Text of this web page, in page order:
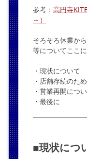
参考： 高円寺
～）
そろそろ休業か
等についてここ
・現状について
・店舗存続のた
・営業再開につ
・最後に
■現状につ